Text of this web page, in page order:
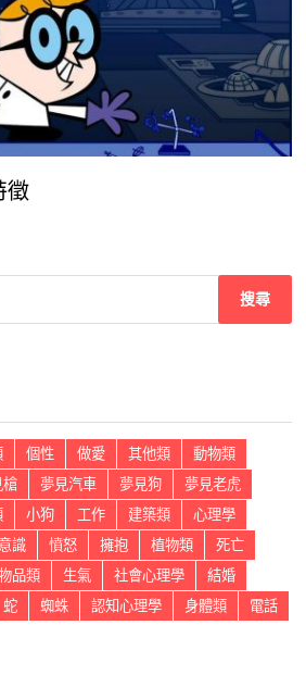
徵
個性 做愛 其他類
動物類
槍 夢見汽車 夢見狗
夢見老虎
小狗 工作 建築類
心理學
意識 憤怒 擁抱 植物類
死亡
品類 生氣 社會心理學
結婚
蛇 蜘蛛 認知心理學 身體類
電話